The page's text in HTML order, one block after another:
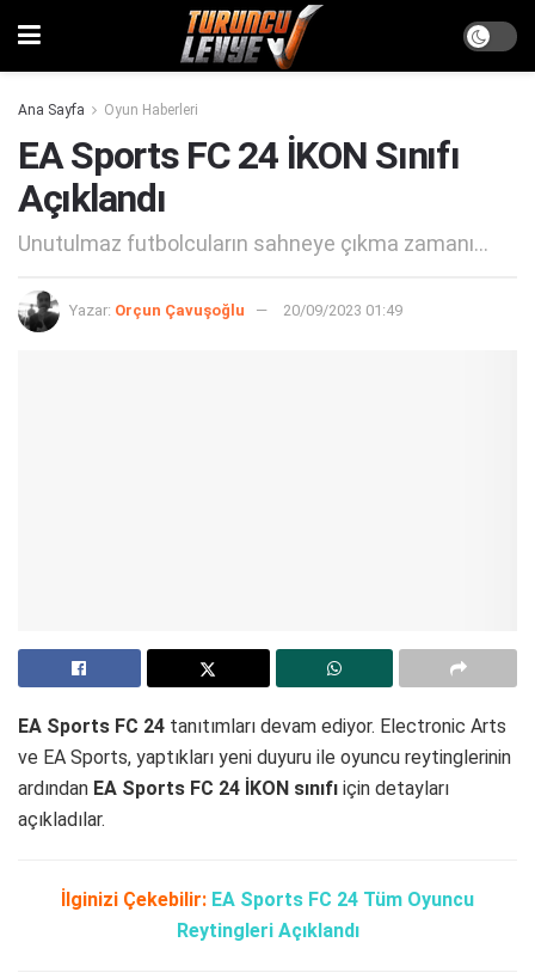
Ana Sayfa Oyun Haberleri
EA Sports FC 24 İKON Sınıfı
Açıklandı
Unutulmaz futbolcuların sahneye çıkma zamanı...
Yazar: Orçun Çavuşoğlu 20/09/2023 01:49
EA Sports FC 24 tanıtımları devam ediyor. Electronic Arts
ve EA Sports, yaptıkları yeni duyuru ile oyuncu reytinglerinin
ardından EA Sports FC 24 İKON sınıfı için detayları
açıkladılar.
İlginizi Çekebilir: EA Sports FC 24 Tüm Oyuncu
Reytingleri Açıklandı